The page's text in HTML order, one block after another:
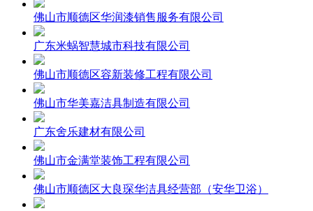
佛山市顺德区华润漆销售服务有限公司
广东米蜗智慧城市科技有限公司
佛山市顺德区容新装修工程有限公司
佛山市华美嘉洁具制造有限公司
广东舍乐建材有限公司
佛山市金满堂装饰工程有限公司
佛山市顺德区大良琛华洁具经营部（安华卫浴）